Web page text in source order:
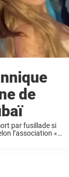
de
par fusillade si
l’association «